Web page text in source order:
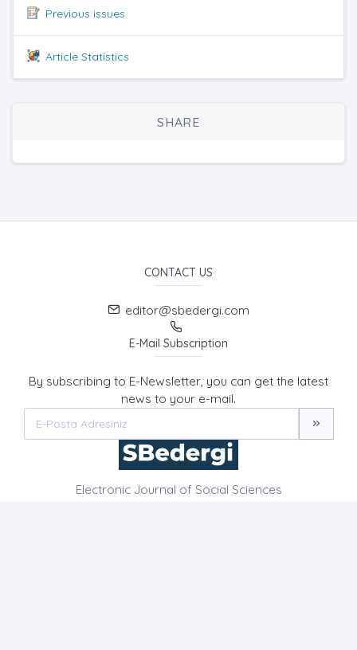
Previous issues
Article Statistics
SHARE
CONTACT US
editor@sbedergi.com
E-Mail Subscription
By subscribing to E-Newsletter, you can get the latest
news to your e-mail.
Electronic Journal of Social Sciences